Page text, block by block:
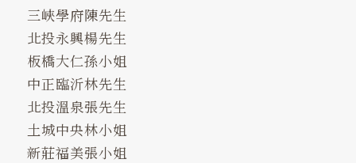
三峽學府陳先生
北投永興楊先生
板橋大仁孫小姐
中正臨沂林先生
北投溫泉張先生
土城中央林小姐
新莊福美張小姐